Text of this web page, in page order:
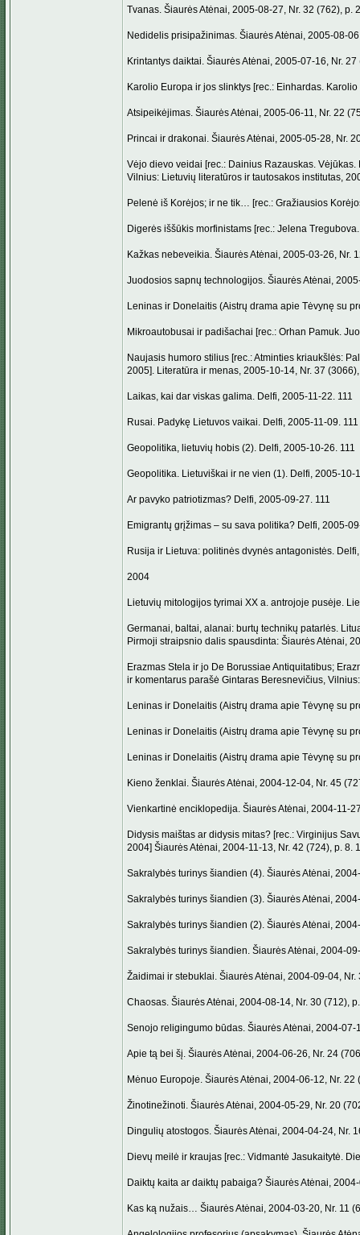
Tvanas. Šiaurės Atėnai, 2005-08-27, Nr. 32 (762), p.
Nedidelis prisipažinimas. Šiaurės Atėnai, 2005-08-
Krintantys daiktai. Šiaurės Atėnai, 2005-07-16, Nr. 27
Karolio Europa ir jos slinktys [rec.: Einhardas.
Atsipeikėjimas. Šiaurės Atėnai, 2005-06-11, Nr. 22
Princai ir drakonai. Šiaurės Atėnai, 2005-05-28, Nr.
Vėjo dievo veidai [rec.: Dainius Razauskas.
Vilnius: Lietuvių literatūros ir tautosakos institutas,
Pelenė iš Korėjos; ir ne tik… [rec.: Gražiausios
Digerės iššūkis morfinistams [rec.: Jelena
Kažkas nebeveikia. Šiaurės Atėnai, 2005-03-26, Nr.
Juodosios sapnų technologijos. Šiaurės Atėnai,
Leninas ir Donelaitis (Aistrų drama apie Tėvynę su
Mikroautobusai ir padišachai [rec.: Orhan Pamuk.
Naujasis humoro stilius [rec.: Atminties kriaukšlės:
2005]. Literatūra ir menas, 2005-10-14, Nr. 37 (3066),
Laikas, kai dar viskas galima. Delfi, 2005-11-22. 111
Rusai. Padykę Lietuvos vaikai. Delfi, 2005-11-09. 111
Geopolitika, lietuvių hobis (2). Delfi, 2005-10-26. 111
Geopolitika. Lietuviškai ir ne vien (1). Delfi, 2005-10-
Ar pavyko patriotizmas? Delfi, 2005-09-27. 111
Emigrantų grįžimas – su sava politika? Delfi, 2005-
Rusija ir Lietuva: politinės dvynės antagonistės.
2004
Lietuvių mitologijos tyrimai XX a. antrojoje pusėje.
Germanai, baltai, alanai: burtų technikų patarlės.
Pirmoji straipsnio dalis spausdinta: Šiaurės Atėnai,
Erazmas Stela ir jo De Borussiae Antiquitatibus;
ir komentarus parašė Gintaras Beresnevičius,
Leninas ir Donelaitis (Aistrų drama apie Tėvynę su
Leninas ir Donelaitis (Aistrų drama apie Tėvynę su
Leninas ir Donelaitis (Aistrų drama apie Tėvynę su
Kieno ženklai. Šiaurės Atėnai, 2004-12-04, Nr. 45
Vienkartinė enciklopedija. Šiaurės Atėnai, 2004-11-
Didysis maištas ar didysis mitas? [rec.: Virginijus
2004] Šiaurės Atėnai, 2004-11-13, Nr. 42 (724), p. 8.
Sakralybės turinys šiandien (4). Šiaurės Atėnai,
Sakralybės turinys šiandien (3). Šiaurės Atėnai,
Sakralybės turinys šiandien (2). Šiaurės Atėnai,
Sakralybės turinys šiandien. Šiaurės Atėnai, 2004-
Žaidimai ir stebuklai. Šiaurės Atėnai, 2004-09-04, Nr.
Chaosas. Šiaurės Atėnai, 2004-08-14, Nr. 30 (712),
Senojo religingumo būdas. Šiaurės Atėnai, 2004-07-
Apie tą bei šį. Šiaurės Atėnai, 2004-06-26, Nr. 24
Mėnuo Europoje. Šiaurės Atėnai, 2004-06-12, Nr. 22
Žinotinežinoti. Šiaurės Atėnai, 2004-05-29, Nr. 20
Dingulių atostogos. Šiaurės Atėnai, 2004-04-24, Nr.
Dievų meilė ir kraujas [rec.: Vidmantė Jasukaitytė.
Daiktų kaita ar daiktų pabaiga? Šiaurės Atėnai,
Kas ką nužais… Šiaurės Atėnai, 2004-03-20, Nr. 11